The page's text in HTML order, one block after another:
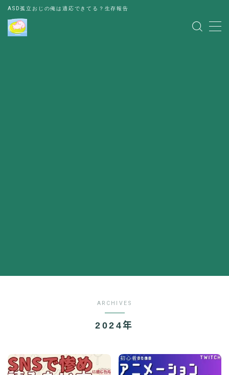
ASD孤立おじの俺は適応できてる？生存報告
MENU
ARCHIVES
2024年